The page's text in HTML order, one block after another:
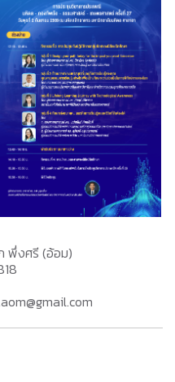
พึ่งศรี (อ้อม)